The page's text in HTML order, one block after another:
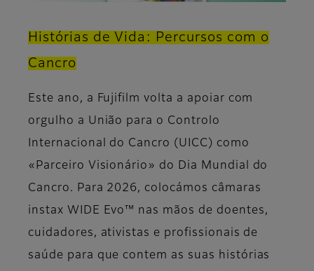
Histórias de Vida: Percursos com o
Cancro​
Este ano, a Fujifilm volta a apoiar com
orgulho a União para o Controlo
Internacional do Cancro (UICC) como
«Parceiro Visionário» do Dia Mundial do
Cancro. Para 2026, colocámos câmaras
instax WIDE Evo™ nas mãos de doentes,
cuidadores, ativistas e profissionais de
saúde para que contem as suas histórias